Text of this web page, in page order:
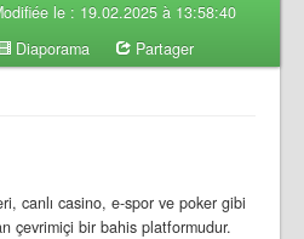
le : 19.02.2025 à 13:58:40
Diaporama Partager
canlı casino, e-spor ve poker gibi
çevrimiçi bir bahis platformudur.